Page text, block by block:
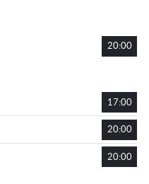
20:00
17:00
20:00
20:00